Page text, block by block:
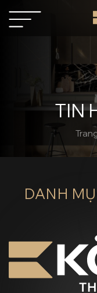
qua
TIN
DANH